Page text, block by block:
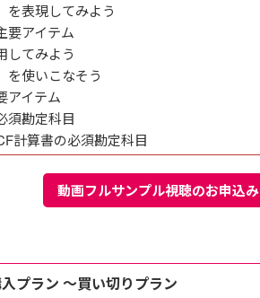
を表現してみよう
要アイテム
してみよう
を使いこなそう
アイテム
須勘定科目
計算書の必須勘定科目
動画フルサンプル視聴のお申込み
プラン ～買い切りプラン